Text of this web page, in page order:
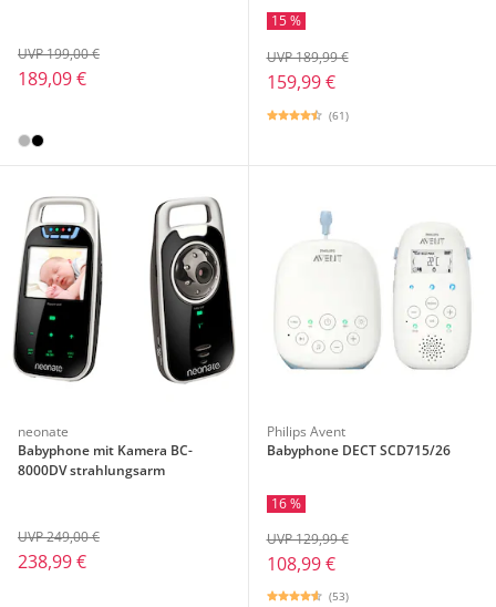
189,09 €
UVP 199,00 €
15 %
159,99 €
UVP 189,99 €
(61)
neonate
Babyphone mit Kamera BC-
8000DV strahlungsarm
238,99 €
UVP 249,00 €
Philips Avent
Babyphone DECT SCD715/26
16 %
108,99 €
UVP 129,99 €
(53)